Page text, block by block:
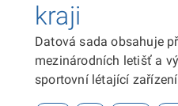
kraji
Datová sada obsahuje
mezinárodních letišť a
sportovní létající